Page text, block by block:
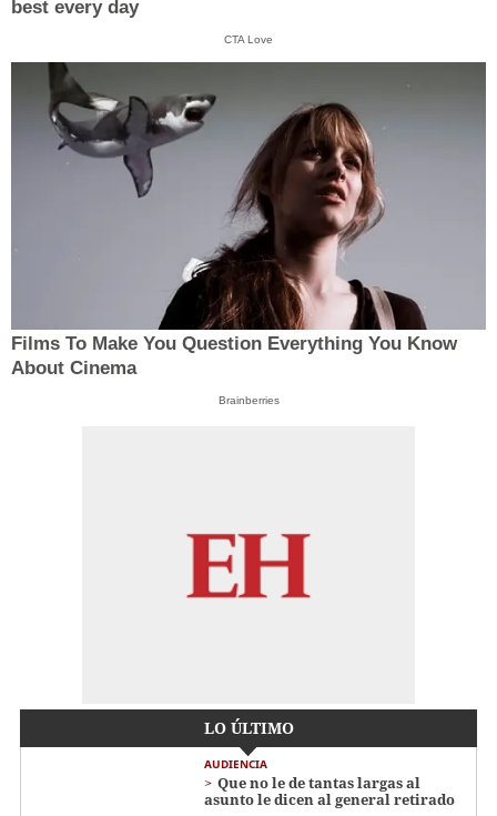
best every day
CTA Love
Films To Make You Question Everything You Know
About Cinema
Brainberries
LO ÚLTIMO
AUDIENCIA
Que no le de tantas largas al
asunto le dicen al general retirado